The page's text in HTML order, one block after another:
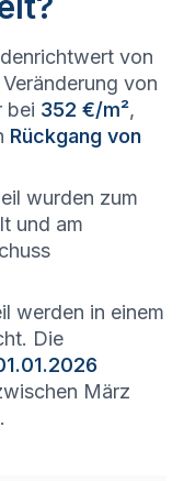
von
von
bei 352 €/m²,
Rückgang von
wurden zum
und am
werden in einem
Die
März